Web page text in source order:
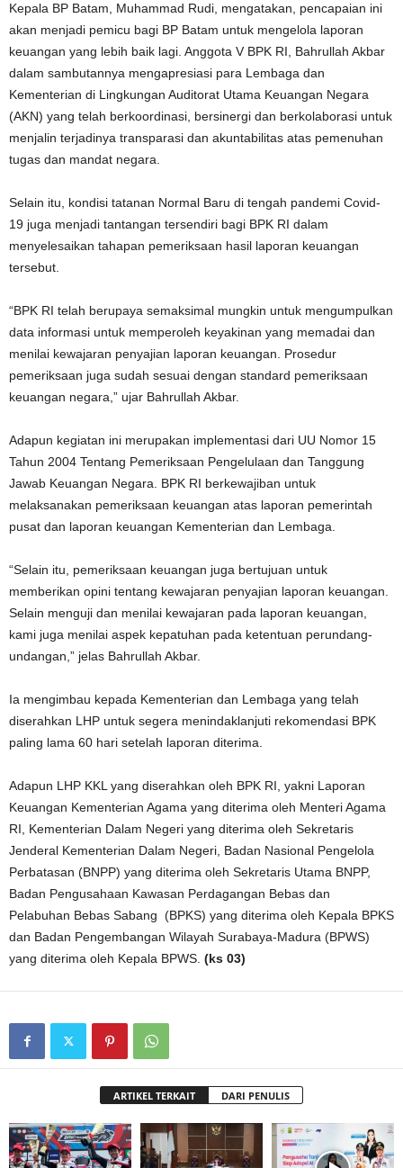
Kepala BP Batam, Muhammad Rudi, mengatakan, pencapaian ini
akan menjadi pemicu bagi BP Batam untuk mengelola laporan
keuangan yang lebih baik lagi. Anggota V BPK RI, Bahrullah Akbar
dalam sambutannya mengapresiasi para Lembaga dan
Kementerian di Lingkungan Auditorat Utama Keuangan Negara
(AKN) yang telah berkoordinasi, bersinergi dan berkolaborasi untuk
menjalin terjadinya transparasi dan akuntabilitas atas pemenuhan
tugas dan mandat negara.
Selain itu, kondisi tatanan Normal Baru di tengah pandemi Covid-
19 juga menjadi tantangan tersendiri bagi BPK RI dalam
menyelesaikan tahapan pemeriksaan hasil laporan keuangan
tersebut.
“BPK RI telah berupaya semaksimal mungkin untuk mengumpulkan
data informasi untuk memperoleh keyakinan yang memadai dan
menilai kewajaran penyajian laporan keuangan. Prosedur
pemeriksaan juga sudah sesuai dengan standard pemeriksaan
keuangan negara,” ujar Bahrullah Akbar.
Adapun kegiatan ini merupakan implementasi dari UU Nomor 15
Tahun 2004 Tentang Pemeriksaan Pengelulaan dan Tanggung
Jawab Keuangan Negara. BPK RI berkewajiban untuk
melaksanakan pemeriksaan keuangan atas laporan pemerintah
pusat dan laporan keuangan Kementerian dan Lembaga.
“Selain itu, pemeriksaan keuangan juga bertujuan untuk
memberikan opini tentang kewajaran penyajian laporan keuangan.
Selain menguji dan menilai kewajaran pada laporan keuangan,
kami juga menilai aspek kepatuhan pada ketentuan perundang-
undangan,” jelas Bahrullah Akbar.
Ia mengimbau kepada Kementerian dan Lembaga yang telah
diserahkan LHP untuk segera menindaklanjuti rekomendasi BPK
paling lama 60 hari setelah laporan diterima.
Adapun LHP KKL yang diserahkan oleh BPK RI, yakni Laporan
Keuangan Kementerian Agama yang diterima oleh Menteri Agama
RI, Kementerian Dalam Negeri yang diterima oleh Sekretaris
Jenderal Kementerian Dalam Negeri, Badan Nasional Pengelola
Perbatasan (BNPP) yang diterima oleh Sekretaris Utama BNPP,
Badan Pengusahaan Kawasan Perdagangan Bebas dan
Pelabuhan Bebas Sabang (BPKS) yang diterima oleh Kepala BPKS
dan Badan Pengembangan Wilayah Surabaya-Madura (BPWS)
yang diterima oleh Kepala BPWS. (ks 03)
ARTIKEL TERKAIT DARI PENULIS